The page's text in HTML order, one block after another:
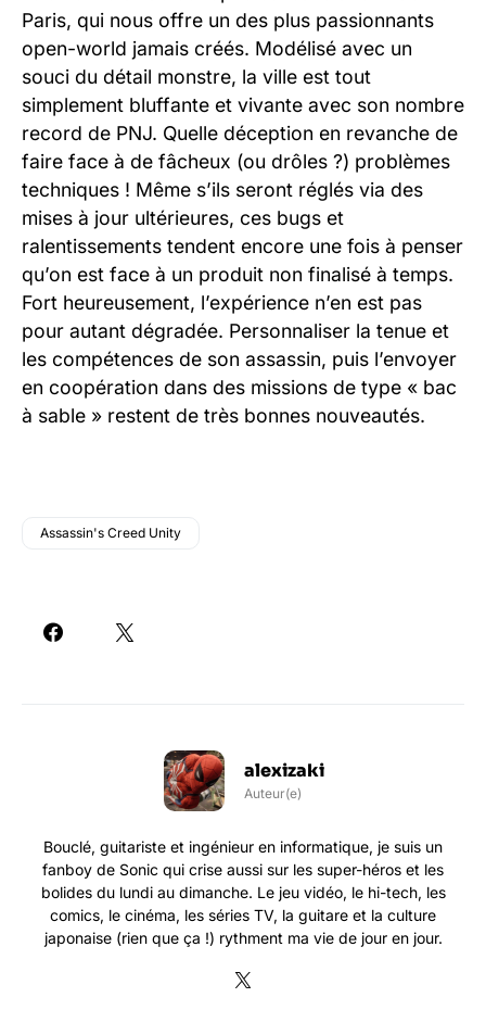
Paris, qui nous offre un des plus passionnants
open-world jamais créés. Modélisé avec un
souci du détail monstre, la ville est tout
simplement bluffante et vivante avec son nombre
record de PNJ. Quelle déception en revanche de
faire face à de fâcheux (ou drôles ?) problèmes
techniques ! Même s’ils seront réglés via des
mises à jour ultérieures, ces bugs et
ralentissements tendent encore une fois à penser
qu’on est face à un produit non finalisé à temps.
Fort heureusement, l’expérience n’en est pas
pour autant dégradée. Personnaliser la tenue et
les compétences de son assassin, puis l’envoyer
en coopération dans des missions de type « bac
à sable » restent de très bonnes nouveautés.
Assassin's Creed Unity
alexizaki
Auteur(e)
Bouclé, guitariste et ingénieur en informatique, je suis un
fanboy de Sonic qui crise aussi sur les super-héros et les
bolides du lundi au dimanche. Le jeu vidéo, le hi-tech, les
comics, le cinéma, les séries TV, la guitare et la culture
japonaise (rien que ça !) rythment ma vie de jour en jour.